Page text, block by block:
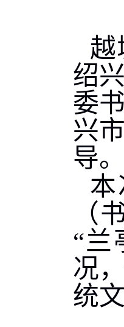
越
绍
委
兴
导。
（
“兰
况
统